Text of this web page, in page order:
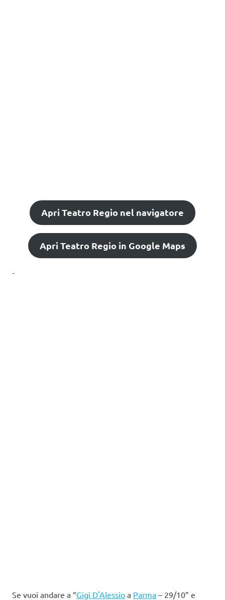
Apri Teatro Regio nel navigatore
Apri Teatro Regio in Google Maps
-
Se vuoi andare a “Gigi D'Alessio a Parma – 29/10” e